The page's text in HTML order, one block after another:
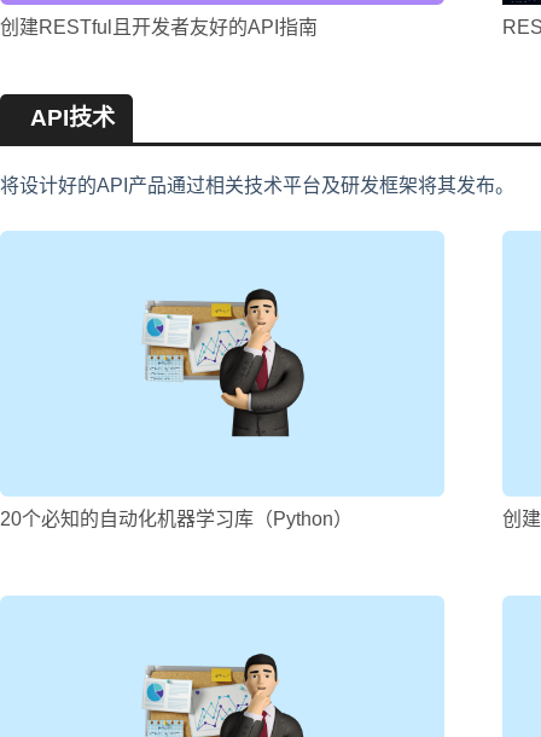
创建RESTful且开发者友好的API指南
API技术
将设计好的API产品通过相关技术平台及研发框架将其发布。
20个必知的自动化机器学习库（Python） 创